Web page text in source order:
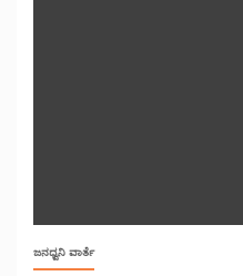
ಜನಧ್ವನಿ ವಾರ್ತೆ